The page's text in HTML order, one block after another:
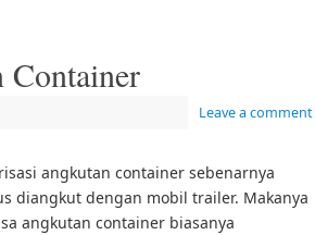
Leave a comment
angkutan container sebenarnya
diangkut dengan mobil trailer. Makanya
angkutan container biasanya